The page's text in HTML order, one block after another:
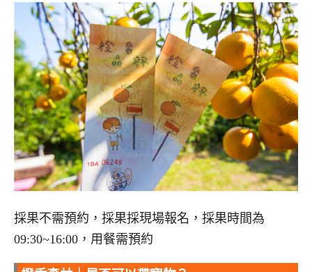
採果不需預約，採果採現場報名，採果時間為
09:30~16:00，用餐需預約